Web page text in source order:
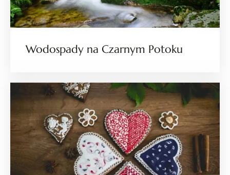
Wodospady na Czarnym Potoku